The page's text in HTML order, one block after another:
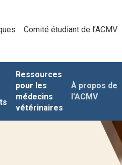
Comité étudiant de l’ACMV
Ressources
pour les
médecins
vétérinaires
À propos de
l'ACMV